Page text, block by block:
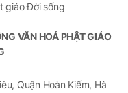
giáo Đời sống
VĂN HOÁ PHẬT GIÁO
Quận Hoàn Kiếm, Hà